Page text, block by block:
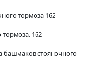
тормоза 162
162
башмаков стояночного